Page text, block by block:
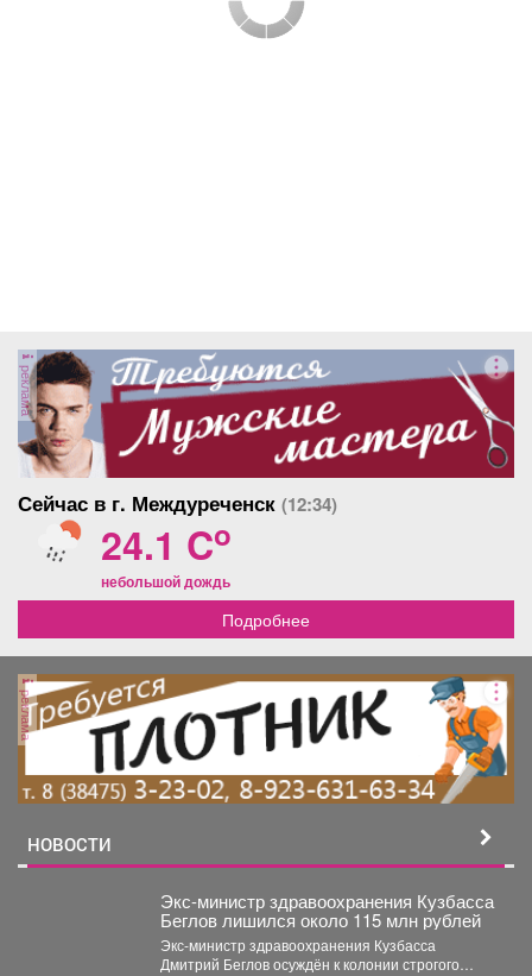
реклама
Сейчас в г. Междуреченск (12:34)
24.1 Co
небольшой дождь
Подробнее
реклама
НОВОСТИ
Экс-министр здравоохранения Кузбасса
Беглов лишился около 115 млн рублей
Экс-министр здравоохранения Кузбасса
Дмитрий Беглов осуждён к колонии строгого